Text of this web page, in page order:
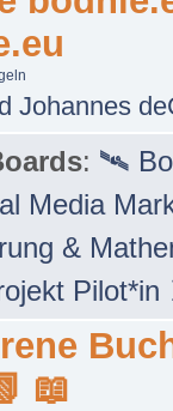
Johannes
: 🛰
Media
&
📖